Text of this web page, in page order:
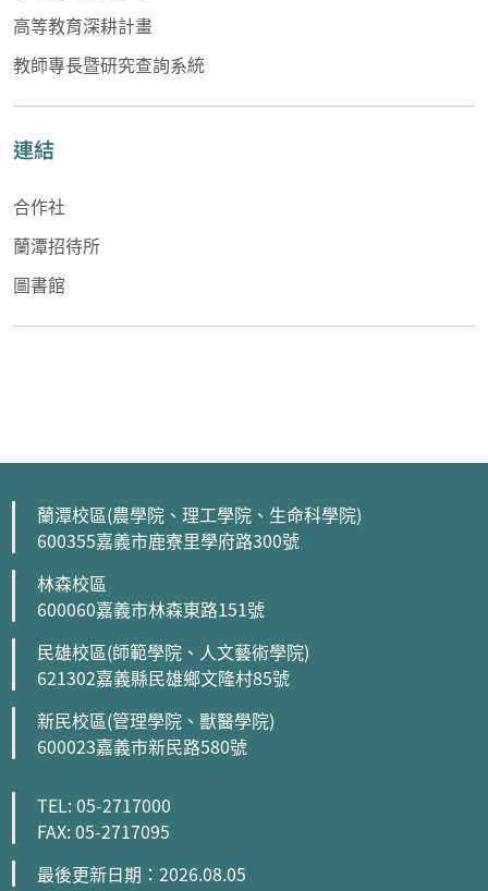
高等教育深耕計畫
教師專長暨研究查詢系統
連結
合作社
蘭潭招待所
圖書館
蘭潭校區(農學院、理工學院、生命科學院)
600355嘉義市鹿寮里學府路300號
林森校區
600060嘉義市林森東路151號
民雄校區(師範學院、人文藝術學院)
621302嘉義縣民雄鄉文隆村85號
新民校區(管理學院、獸醫學院)
600023嘉義市新民路580號
TEL: 05-2717000
FAX: 05-2717095
最後更新日期：2026.08.05